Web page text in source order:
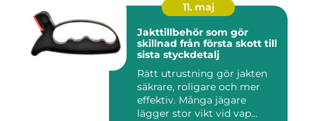
11. maj
Jakttillbehör som gör
skillnad från första skott till
sista styckdetalj
Rätt utrustning gör jakten
säkrare, roligare och mer
effektiv. Många jägare
lägger stor vikt vid vap...